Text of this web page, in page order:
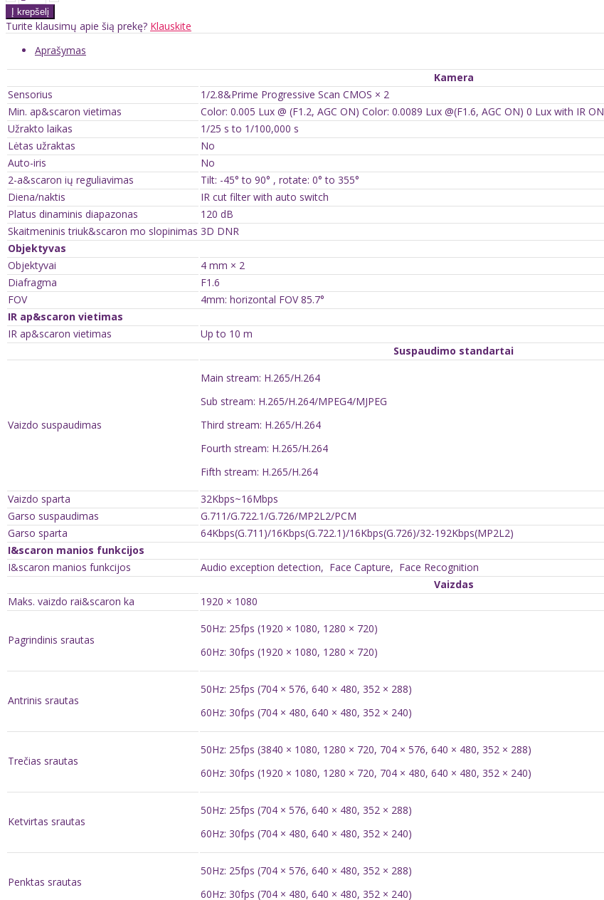
Turite klausimų apie šią prekę? Klauskite
Aprašymas
Kamera
Sensorius
1/2.8&Prime Progressive Scan CMOS × 2
Min. ap&scaron vietimas
Color: 0.005 Lux @ (F1.2, AGC ON) Color: 0.0089 Lux @(F1.6, AGC ON) 0 Lux with IR ON
Užrakto laikas
1/25 s to 1/100,000 s
Lėtas užraktas
No
Auto-iris
No
2-a&scaron ių reguliavimas
Tilt: -45° to 90° , rotate: 0° to 355°
Diena/naktis
IR cut filter with auto switch
Platus dinaminis diapazonas
120 dB
Skaitmeninis triuk&scaron mo slopinimas 3D DNR
Objektyvas
Objektyvai
4 mm × 2
Diafragma
F1.6
FOV
4mm: horizontal FOV 85.7°
IR ap&scaron vietimas
IR ap&scaron vietimas
Up to 10 m
Suspaudimo standartai
Vaizdo suspaudimas
Main stream: H.265/H.264
Sub stream: H.265/H.264/MPEG4/MJPEG
Third stream: H.265/H.264
Fourth stream: H.265/H.264
Fifth stream: H.265/H.264
Vaizdo sparta
32Kbps~16Mbps
Garso suspaudimas
G.711/G.722.1/G.726/MP2L2/PCM
Garso sparta
64Kbps(G.711)/16Kbps(G.722.1)/16Kbps(G.726)/32-192Kbps(MP2L2)
I&scaron manios funkcijos
I&scaron manios funkcijos
Audio exception detection, Face Capture, Face Recognition
Vaizdas
Maks. vaizdo rai&scaron ka
1920 × 1080
Pagrindinis srautas
50Hz: 25fps (1920 × 1080, 1280 × 720)
60Hz: 30fps (1920 × 1080, 1280 × 720)
Antrinis srautas
50Hz: 25fps (704 × 576, 640 × 480, 352 × 288)
60Hz: 30fps (704 × 480, 640 × 480, 352 × 240)
Trečias srautas
50Hz: 25fps (3840 × 1080, 1280 × 720, 704 × 576, 640 × 480, 352 × 288)
60Hz: 30fps (1920 × 1080, 1280 × 720, 704 × 480, 640 × 480, 352 × 240)
Ketvirtas srautas
50Hz: 25fps (704 × 576, 640 × 480, 352 × 288)
60Hz: 30fps (704 × 480, 640 × 480, 352 × 240)
Penktas srautas
50Hz: 25fps (704 × 576, 640 × 480, 352 × 288)
60Hz: 30fps (704 × 480, 640 × 480, 352 × 240)